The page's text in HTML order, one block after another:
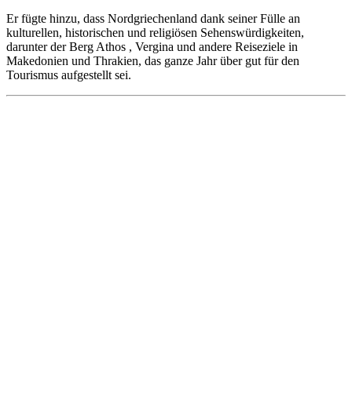
Er fügte hinzu, dass Nordgriechenland dank seiner Fülle an
kulturellen, historischen und religiösen Sehenswürdigkeiten,
darunter der Berg Athos , Vergina und andere Reiseziele in
Makedonien und Thrakien, das ganze Jahr über gut für den
Tourismus aufgestellt sei.